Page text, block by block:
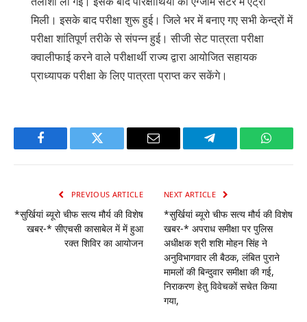
मिली। इसके बाद परीक्षा शुरू हुई। जिले भर में बनाए गए सभी केन्द्रों में
परीक्षा शांतिपूर्ण तरीके से संपन्न हुई। सीजी सेट पात्रता परीक्षा
क्वालीफाई करने वाले परीक्षार्थी राज्य द्वारा आयोजित सहायक
प्राध्यापक परीक्षा के लिए पात्रता प्राप्त कर सकेंगे।
Facebook Twitter Email Telegram
PREVIOUS ARTICLE
*सुर्खियां ब्यूरो चीफ सत्य मौर्य की विशेष
खबर-* सीएचसी कासाबेल में में हुआ
रक्त शिविर का आयोजन
NEXT ARTICLE
*सुर्खियां ब्यूरो चीफ सत्य मौर्य की विशेष
खबर-* अपराध समीक्षा पर पुलिस
अधीक्षक श्री शशि मोहन सिंह ने
अनुविभागवार ली बैठक, लंबित पुराने
मामलों की बिन्दुवार समीक्षा की गई,
निराकरण हेतु विवेचकों सचेत किया
गया,